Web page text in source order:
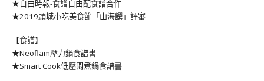
★自由時報-食譜自由配食譜合作
★2019頭城小吃美食節「山海饌」評審
【食譜】
★Neoflam壓力鍋食譜書
★Smart Cook低壓悶煮鍋食譜書